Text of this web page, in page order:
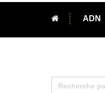
ADN
Search
for: